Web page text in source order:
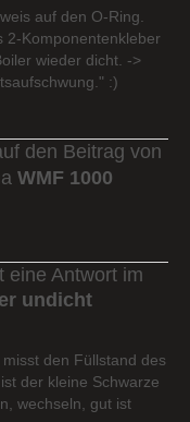
auf den O-Ring.
2-Komponentenkleber
wieder dicht. ->
:)
den Beitrag von
WMF 1000
eine Antwort im
undicht
den Füllstand des
der kleine Schwarze
wechseln, gut ist